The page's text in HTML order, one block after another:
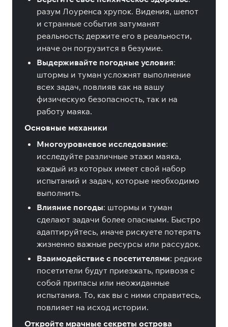
разум Лоуренса хрупок. Видения, шепот
и странные события затуманят
реальность; держите его в реальности,
иначе он погрузится в безумие.
Выдерживайте погодные условия:
штормы и туман усложнят выполнение
всех задач, повлияв как на вашу
физическую безопасность, так и на
работу маяка.
Основные механики
Многоуровневое исследование:
исследуйте различные этажи маяка,
каждый из которых имеет свой набор
испытаний и задач, которые необходимо
выполнить.
Влияние погоды: штормы и туман
сделают задачи более опасными. Быстро
адаптируйтесь, иначе рискуете потерять
жизненно важные ресурсы или рассудок.
Взаимодействие с посетителями: редкие
посетители будут приезжать, привозя с
собой припасы или неожиданные
испытания. То, как вы с ними справитесь,
повлияет на исход истории.
Откройте мрачные секреты острова